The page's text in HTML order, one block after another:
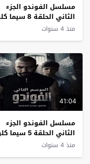
مسلسل الفوندو الجزء
الثاني الحلقة 8 سيما كلوب
منذ 4 سنوات
41:04
مسلسل الفوندو الجزء
الثاني الحلقة 5 سيما كلوب
منذ 4 سنوات